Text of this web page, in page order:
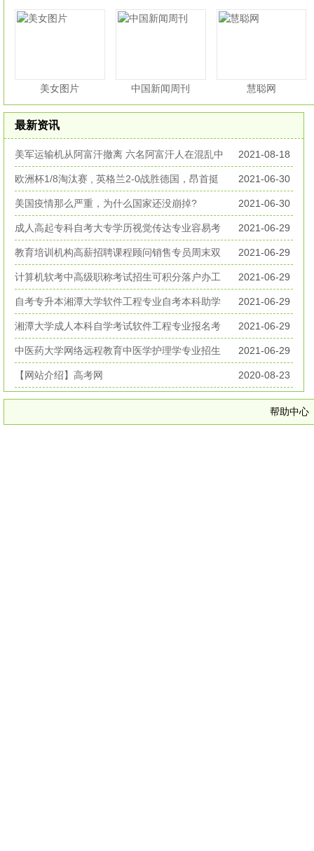
美女图片 中国新闻周刊 慧聪网
最新资讯
美军运输机从阿富汗撤离 六名阿富汗人在混乱中
丧生
2021-08-18
欧洲杯1/8淘汰赛 , 英格兰2-0战胜德国，昂首挺
进欧洲杯八强
2021-06-30
美国疫情那么严重，为什么国家还没崩掉? 2021-06-30
成人高起专科自考大专学历视觉传达专业容易考
好毕业
2021-06-29
教育培训机构高薪招聘课程顾问销售专员周末双
休无加班
2021-06-29
计算机软考中高级职称考试招生可积分落户办工
作居住证
2021-06-29
自考专升本湘潭大学软件工程专业自考本科助学
考试招生
2021-06-29
湘潭大学成人本科自学考试软件工程专业报名考
试简章
2021-06-29
中医药大学网络远程教育中医学护理学专业招生
简章
2021-06-29
【网站介绍】高考网 2020-08-23
帮助中心